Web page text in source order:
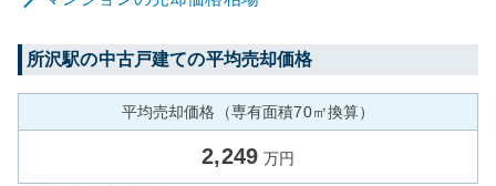
所沢駅の中古戸建ての平均売却価格
平均売却価格（専有面積70㎡換算）
2,249 万円